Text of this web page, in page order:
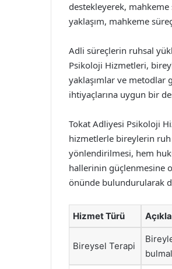
destekleyerek,
yaklaşım, mahkeme
Adli süreçlerin ruhsal
Psikoloji Hizmetleri,
yaklaşımlar ve metodlar
ihtiyaçlarına uygun bir
Tokat Adliyesi Psikoloji
hizmetlerle bireylerin ruh
yönlendirilmesi, hem
hallerinin güçlenmesine
önünde bulundurularak
Hizmet Türü
Bireysel Terapi